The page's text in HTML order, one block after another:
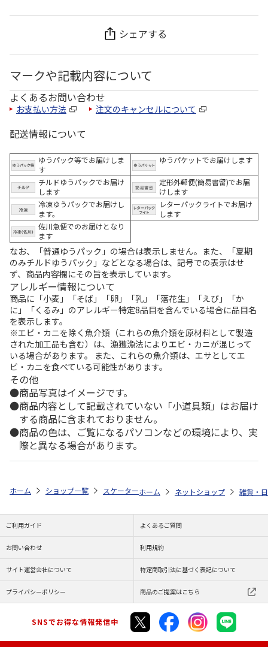
シェアする
マークや記載内容について
よくあるお問い合わせ
お支払い方法 注文のキャンセルについて
配送情報について
ゆうパック等でお届けしま
す
ゆうパケットでお届けします
チルドゆうパックでお届け
します
定形外郵便(簡易書留)でお届
けします
冷凍ゆうパックでお届けし
ます。
レターパックライトでお届け
します
佐川急便でのお届けとなり
ます
なお、「普通ゆうパック」の場合は表示しません。また、「夏期
のみチルドゆうパック」などとなる場合は、記号での表示はせ
ず、商品内容欄にその旨を表示しています。
アレルギー情報について
商品に「小麦」「そば」「卵」「乳」「落花生」「えび」「か
に」「くるみ」のアレルギー特定8品目を含んでいる場合に品目名
を表示します。
※エビ・カニを除く魚介類（これらの魚介類を原材料として製造
された加工品も含む）は、漁獲漁法によりエビ・カニが混じって
いる場合があります。 また、これらの魚介類は、エサとしてエ
ビ・カニを食べている可能性があります。
その他
商品写真はイメージです。
商品内容として記載されていない「小道具類」はお届け
する商品に含まれておりません。
商品の色は、ご覧になるパソコンなどの環境により、実
際と異なる場合があります。
ホーム ショップ一覧 スケーター スタンド付コップ＆歯ブラシセッ
ホーム ネットショップ 雑貨・
ご利用ガイド よくあるご質問
お問い合わせ 利用規約
サイト運営会社について 特定商取引法に基づく表記について
プライバシーポリシー 商品のご提案はこちら
SNSでお得な情報発信中